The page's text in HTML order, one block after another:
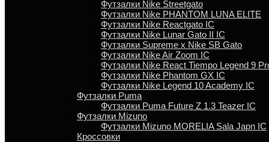
Футзалки Nike Streetgato
Футзалки Nike PHANTOM LUNA ELITE
Футзалки Nike Reactgato IC
Футзалки Nike Lunar Gato II IC
Футзалки Supreme x Nike SB Gato
Футзалки Nike Air Zoom IC
Футзалки Nike React Tiempo Legend 9
Футзалки Nike Phantom GX IC
Футзалки Nike Legend 10 Academy IC
Футзалки Puma
Футзалки Puma Future Z 1.3 Teazer IC
Футзалки Mizuno
Футзалки Mizuno MORELIA Sala Japn IC
Кроссовки